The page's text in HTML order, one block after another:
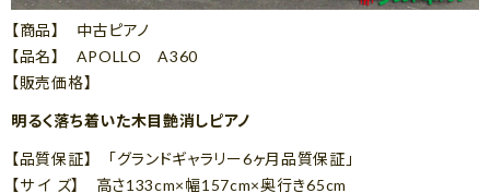
【商品】 中古ピアノ
【品名】 APOLLO A360
【販売価格】
明るく落ち着いた木目艶消しピアノ
【品質保証】 「グランドギャラリー6ヶ月品質保証」
【サ イ ズ】 高さ133cm×幅157cm×奥行き65cm